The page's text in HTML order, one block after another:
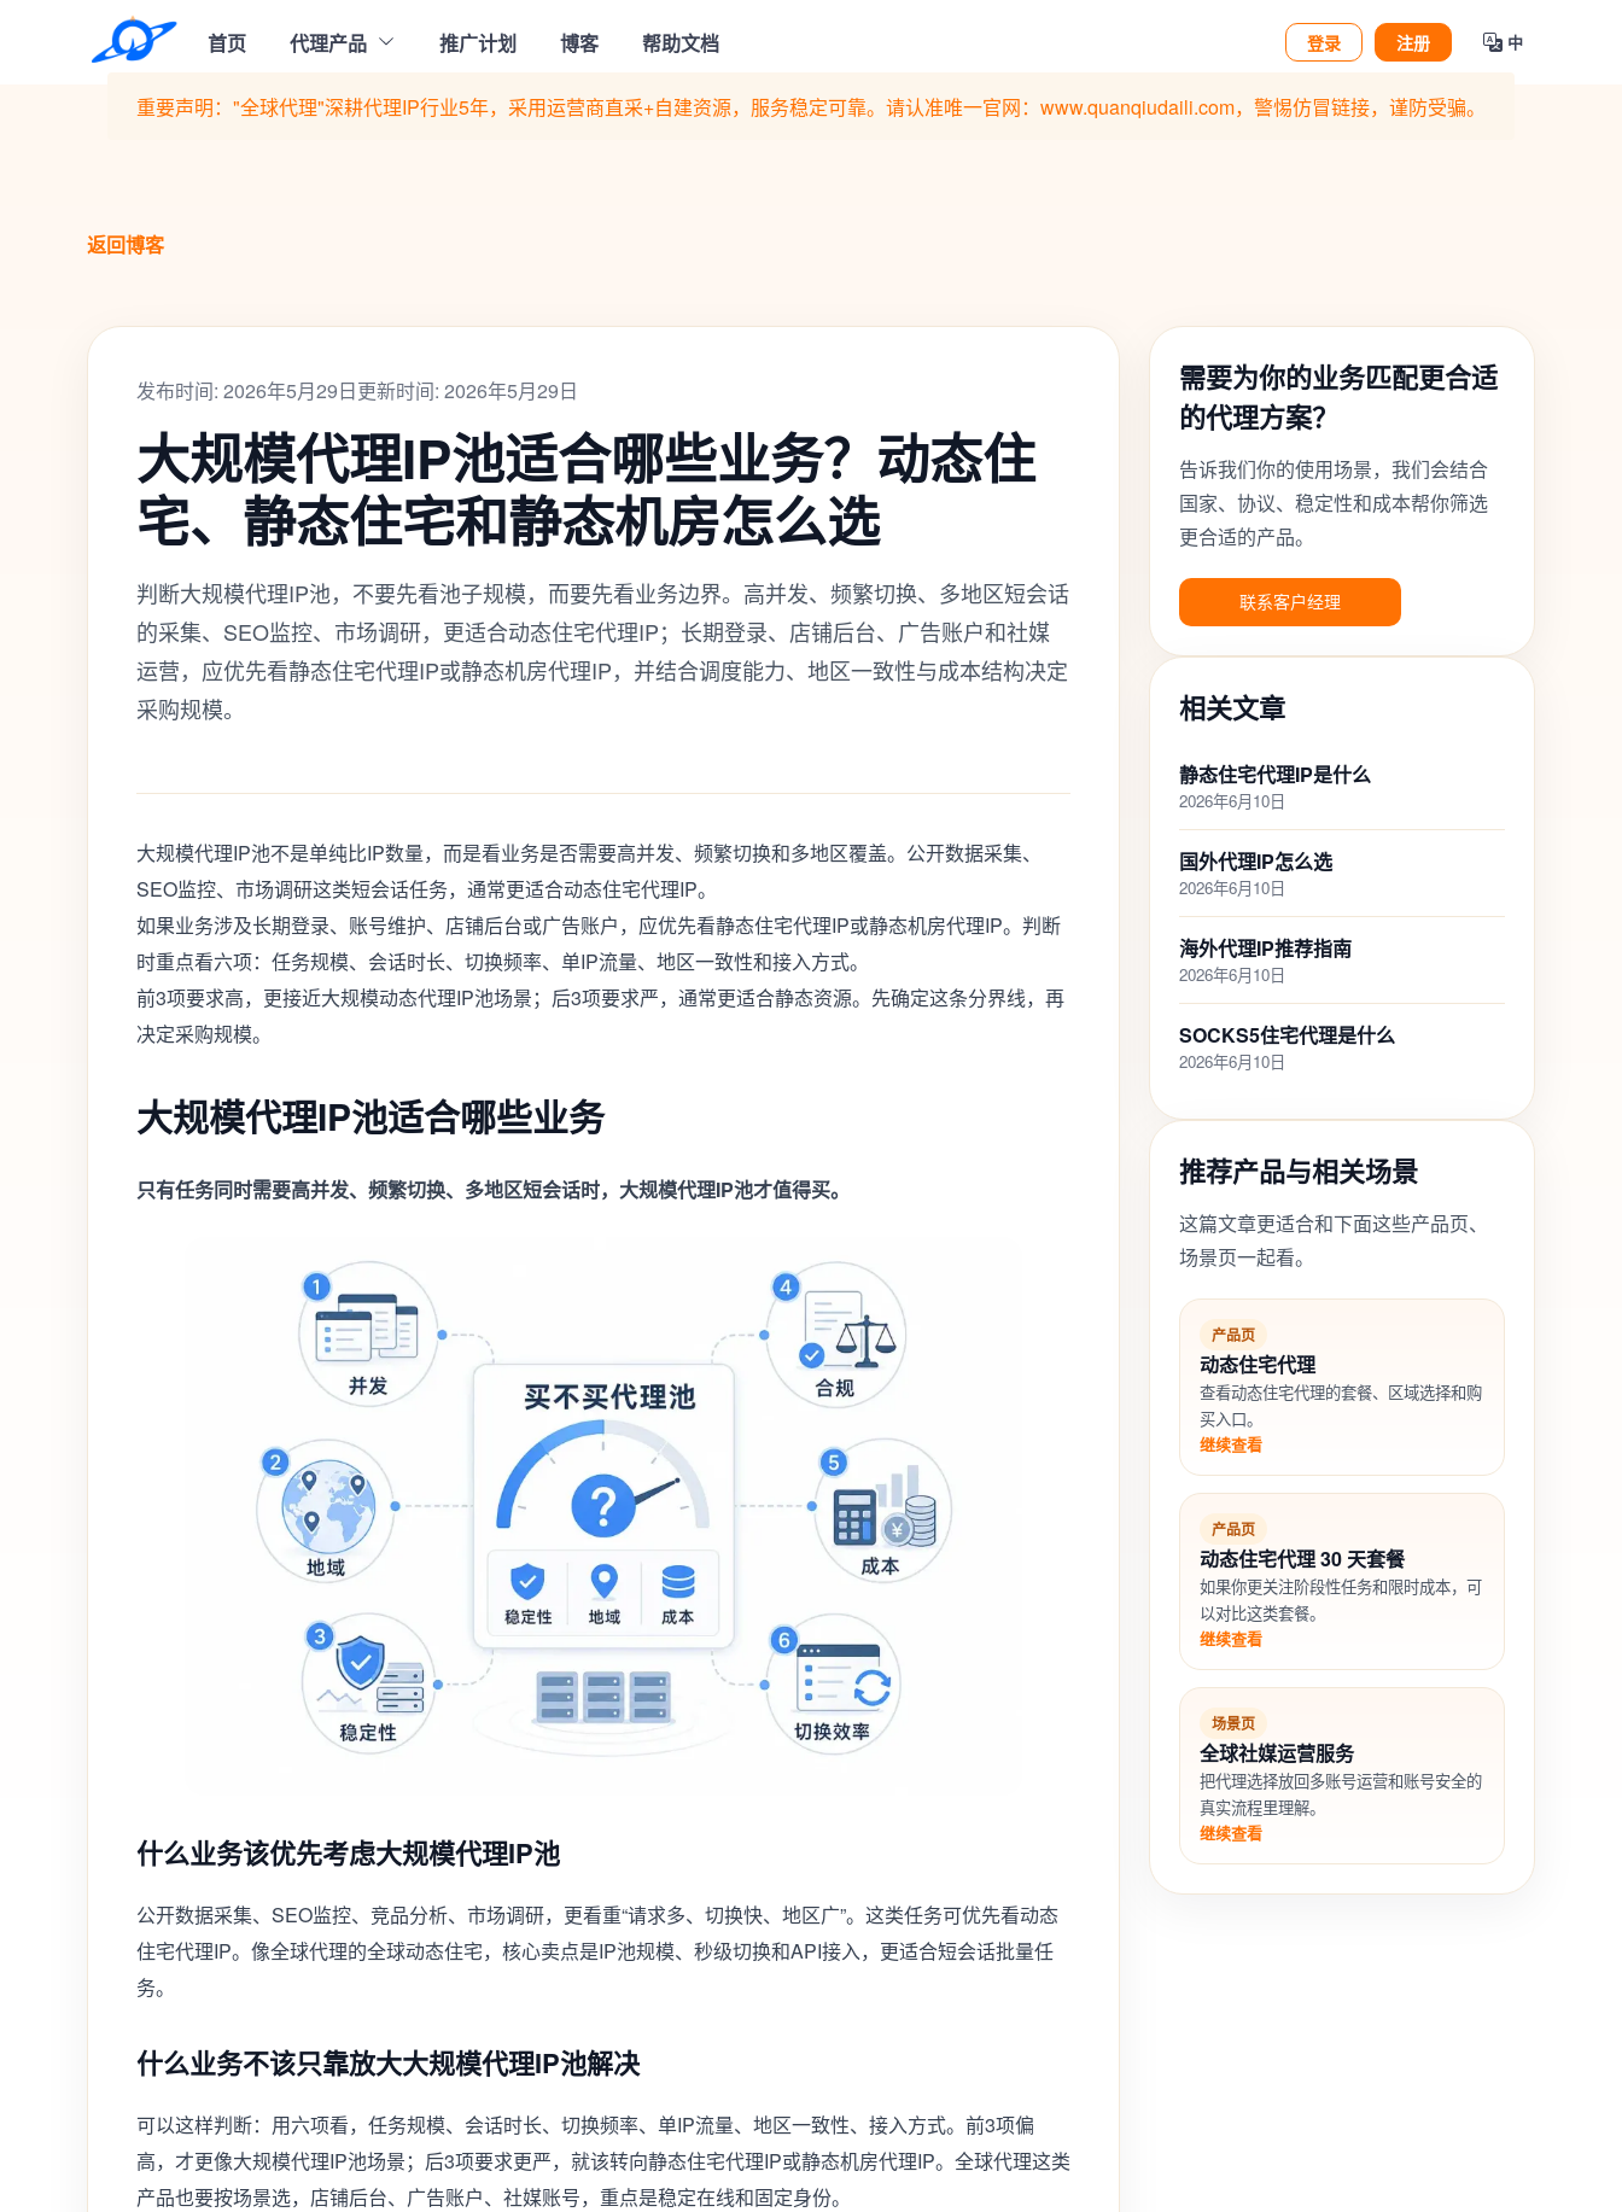
首页 代理产品 推广计划 博客 帮助文档 登录 注册 中
返回博客
发布时间: 2026年5月29日更新时间: 2026年5月29日
大规模代理IP池适合哪些业务？动态住
宅、静态住宅和静态机房怎么选
判断大规模代理IP池，不要先看池子规模，而要先看业务边界。高并发、频繁切换、多地区短会话
的采集、SEO监控、市场调研，更适合动态住宅代理IP；长期登录、店铺后台、广告账户和社媒
运营，应优先看静态住宅代理IP或静态机房代理IP，并结合调度能力、地区一致性与成本结构决定
采购规模。
大规模代理IP池不是单纯比IP数量，而是看业务是否需要高并发、频繁切换和多地区覆盖。公开数据采集、
SEO监控、市场调研这类短会话任务，通常更适合动态住宅代理IP。
如果业务涉及长期登录、账号维护、店铺后台或广告账户，应优先看静态住宅代理IP或静态机房代理IP。判断
时重点看六项：任务规模、会话时长、切换频率、单IP流量、地区一致性和接入方式。
前3项要求高，更接近大规模动态代理IP池场景；后3项要求严，通常更适合静态资源。先确定这条分界线，再
决定采购规模。
大规模代理IP池适合哪些业务
只有任务同时需要高并发、频繁切换、多地区短会话时，大规模代理IP池才值得买。
什么业务该优先考虑大规模代理IP池
公开数据采集、SEO监控、竞品分析、市场调研，更看重“请求多、切换快、地区广”。这类任务可优先看动态
住宅代理IP。像全球代理的全球动态住宅，核心卖点是IP池规模、秒级切换和API接入，更适合短会话批量任
务。
什么业务不该只靠放大大规模代理IP池解决
可以这样判断：用六项看，任务规模、会话时长、切换频率、单IP流量、地区一致性、接入方式。前3项偏
高，才更像大规模代理IP池场景；后3项要求更严，就该转向静态住宅代理IP或静态机房代理IP。全球代理这类
产品也要按场景选，店铺后台、广告账户、社媒账号，重点是稳定在线和固定身份。
需要为你的业务匹配更合适
的代理方案？
告诉我们你的使用场景，我们会结合
国家、协议、稳定性和成本帮你筛选
更合适的产品。
联系客户经理
相关文章
静态住宅代理IP是什么
2026年6月10日
国外代理IP怎么选
2026年6月10日
海外代理IP推荐指南
2026年6月10日
SOCKS5住宅代理是什么
2026年6月10日
推荐产品与相关场景
这篇文章更适合和下面这些产品页、
场景页一起看。
产品页
动态住宅代理
查看动态住宅代理的套餐、区域选择和购
买入口。
继续查看
产品页
动态住宅代理 30 天套餐
如果你更关注阶段性任务和限时成本，可
以对比这类套餐。
继续查看
场景页
全球社媒运营服务
把代理选择放回多账号运营和账号安全的
真实流程里理解。
继续查看
重要声明："全球代理"深耕代理IP行业5年，采用运营商直采+自建资源，服务稳定可靠。请认准唯一官网：www.quanqiudaili.com，警惕仿冒链接，谨防受骗。